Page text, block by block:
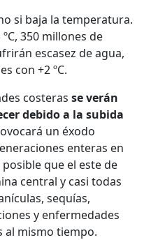
si baja la temperatura.
350 millones de
escasez de agua,
con +2 ºC.
costeras se verán
debido a la subida
un éxodo
enteras en
que el este de
central y casi todas
sequías,
y enfermedades
mismo tiempo.